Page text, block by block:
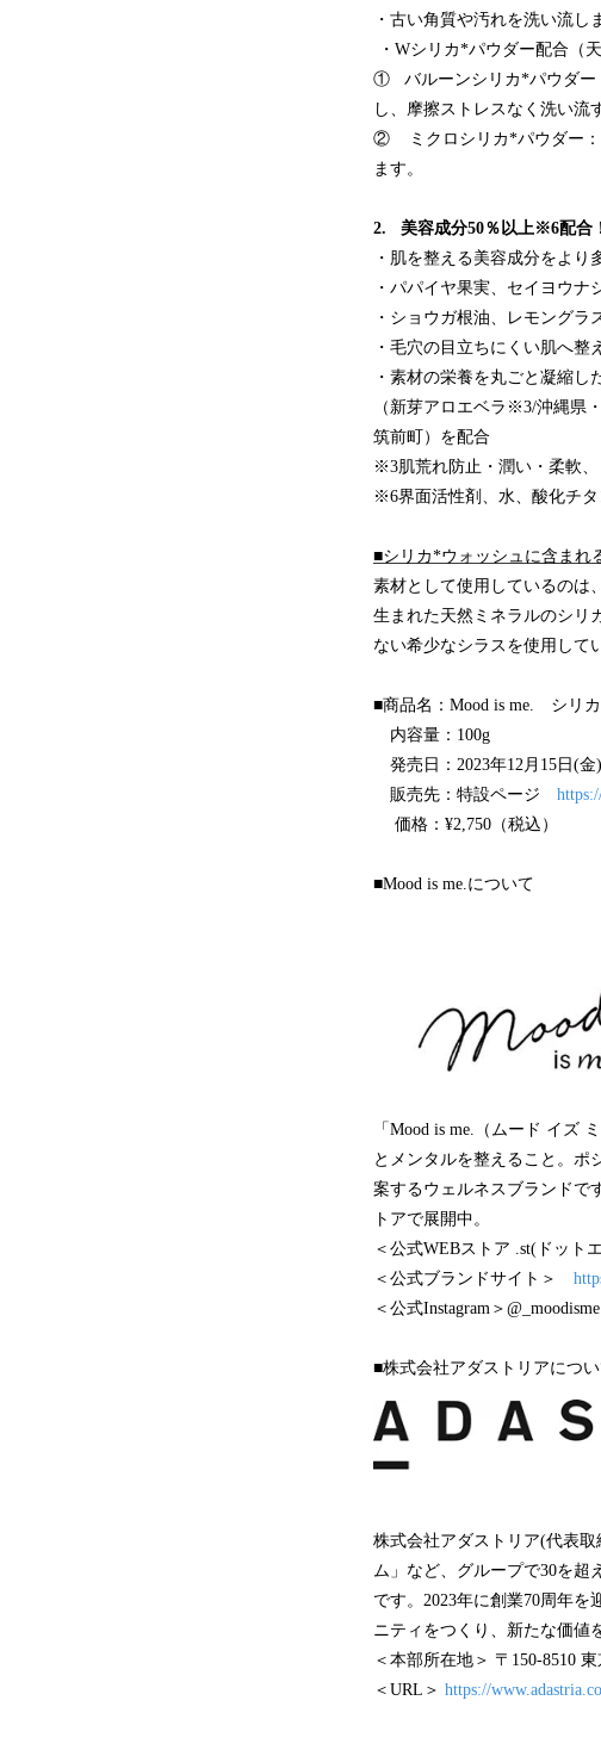
・古い角質や汚れを洗い流し
・Wシリカ*パウダー配合（
① バルーンシリカ*パウダー
し、摩擦ストレスなく洗い流
② ミクロシリカ*パウダー：
ます。
2. 美容成分50％以上※6配合
・肌を整える美容成分をよ
・パパイヤ果実、セイヨウナ
・ショウガ根油、レモングラ
・毛穴の目立ちにくい肌へ
・素材の栄養を丸ごと凝縮
（新芽アロエベラ※3/沖縄県
筑前町）を配合
※3肌荒れ防止・潤い・柔軟
※6界面活性剤、水、酸化チ
■シリカ*ウォッシュに含まれ
素材として使用しているのは
生まれた天然ミネラルのシリ
ない希少なシラスを使用して
■商品名：Mood is me. シリ
内容量：100g
発売日：2023年12月15日(金)
販売先：特設ページ
価格：¥2,750（税込）
■Mood is me.について
「Mood is me.（ムード イズ
とメンタルを整えること。ポ
案するウェルネスブランドで
トアで展開中。
＜公式WEBストア .st(ドット
＜公式ブランドサイト＞
＜公式Instagram＞@_moodisme
■株式会社アダストリアにつ
株式会社アダストリア(代表
ム」など、グループで30を超
です。2023年に創業70周年を
ニティをつくり、新たな価値
＜本部所在地＞ 〒150-8510
＜URL＞ https://